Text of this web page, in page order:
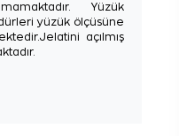
Yüzük
yüzük ölçüsüne
açılmış